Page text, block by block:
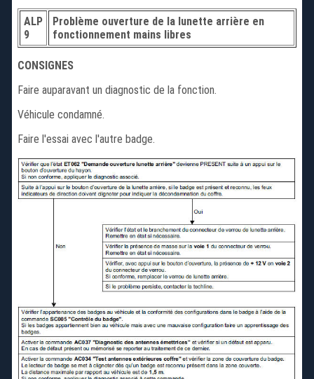
ALP
9
Problème ouverture de la lunette arrière en
fonctionnement mains libres
CONSIGNES
Faire auparavant un diagnostic de la fonction.
Véhicule condamné.
Faire l'essai avec l'autre badge.